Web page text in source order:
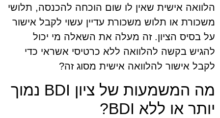
הלוואה אישית שאין לו שום הוכחה להכנסה, תלושי
משכורת או תלוש משכורת עדיין עשוי לקבל אישור
על בסיס הציון. זה מעלה את השאלה מי יכול
להגיש בקשה להלוואה ללא כרטיסי אשראי כדי
לקבל אישור להלוואה אישית מסוג זה?
מה המשמעות של ציון BDI נמוך
יותר או ללא BDI?